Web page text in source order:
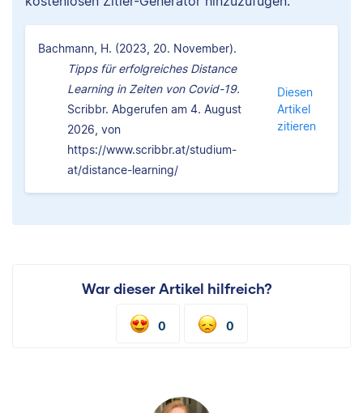
Bachmann, H. (2023, 20. November).
Tipps für erfolgreiches Distance
Learning in Zeiten von Covid-19.
Scribbr. Abgerufen am 4. August
2026, von
https://www.scribbr.at/studium-
at/distance-learning/
Diesen
Artikel
zitieren
War dieser Artikel hilfreich?
0 0